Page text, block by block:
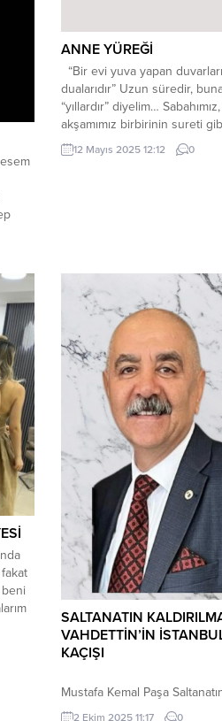
kini
ANNE YÜREĞİ
“Bir evi yuva yapan
dualarıdır” Uzun süredir,
“yıllardır” diyelim…
akşamımız birbirinin sureti
yorgun ritimde sürüp
akrep ve yelkovanı sadece
12 Mayıs 2025 12:12 0
SALTANATIN
VAHDETTİN’İN
KAÇIŞI
Mustafa Kemal Paşa
kaldırılmasını, Rauf Bey,
2 Ekim 2025 11:17 0